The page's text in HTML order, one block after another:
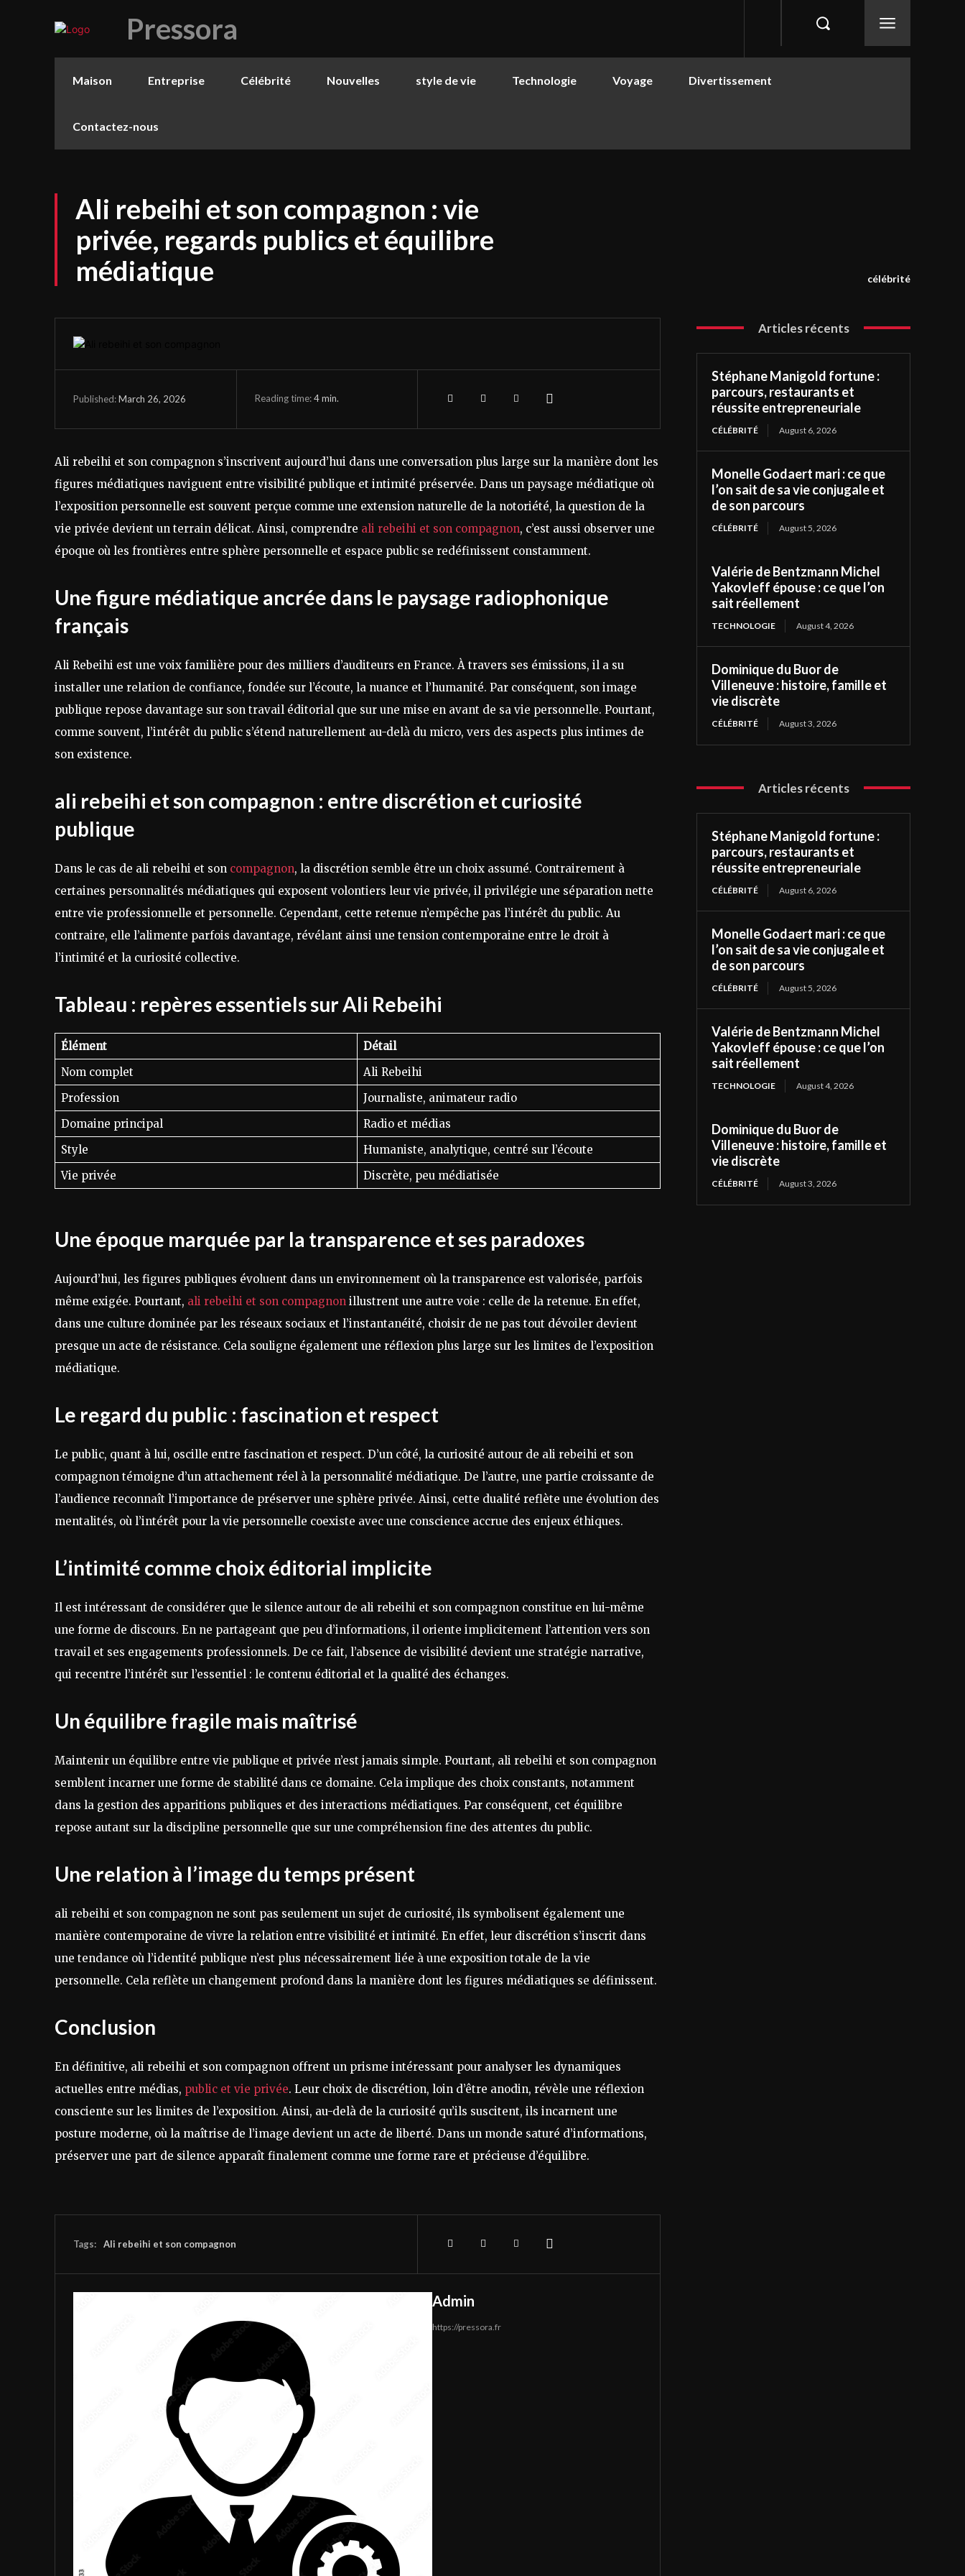
Pressora
Maison Entreprise Célébrité Nouvelles style de vie Technologie Voyage Divertissement
Contactez-nous
Ali rebeihi et son compagnon : vie
privée, regards publics et équilibre
médiatique
célébrité
Published:March 26, 2026 Reading time:4min.
Ali rebeihi et son compagnon s’inscrivent aujourd’hui dans une conversation plus large sur la manière dont les
figures médiatiques naviguent entre visibilité publique et intimité préservée. Dans un paysage médiatique où
l’exposition personnelle est souvent perçue comme une extension naturelle de la notoriété, la question de la
vie privée devient un terrain délicat. Ainsi, comprendre ali rebeihi et son compagnon, c’est aussi observer une
époque où les frontières entre sphère personnelle et espace public se redéfinissent constamment.
Une figure médiatique ancrée dans le paysage radiophonique
français
Ali Rebeihi est une voix familière pour des milliers d’auditeurs en France. À travers ses émissions, il a su
installer une relation de confiance, fondée sur l’écoute, la nuance et l’humanité. Par conséquent, son image
publique repose davantage sur son travail éditorial que sur une mise en avant de sa vie personnelle. Pourtant,
comme souvent, l’intérêt du public s’étend naturellement au-delà du micro, vers des aspects plus intimes de
son existence.
ali rebeihi et son compagnon : entre discrétion et curiosité
publique
Dans le cas de ali rebeihi et son compagnon, la discrétion semble être un choix assumé. Contrairement à
certaines personnalités médiatiques qui exposent volontiers leur vie privée, il privilégie une séparation nette
entre vie professionnelle et personnelle. Cependant, cette retenue n’empêche pas l’intérêt du public. Au
contraire, elle l’alimente parfois davantage, révélant ainsi une tension contemporaine entre le droit à
l’intimité et la curiosité collective.
Tableau : repères essentiels sur Ali Rebeihi
Élément
Détail
Nom complet
Ali Rebeihi
Profession
Journaliste, animateur radio
Domaine principal
Radio et médias
Style
Humaniste, analytique, centré sur l’écoute
Vie privée
Discrète, peu médiatisée
Une époque marquée par la transparence et ses paradoxes
Aujourd’hui, les figures publiques évoluent dans un environnement où la transparence est valorisée, parfois
même exigée. Pourtant, ali rebeihi et son compagnon illustrent une autre voie : celle de la retenue. En effet,
dans une culture dominée par les réseaux sociaux et l’instantanéité, choisir de ne pas tout dévoiler devient
presque un acte de résistance. Cela souligne également une réflexion plus large sur les limites de l’exposition
médiatique.
Le regard du public : fascination et respect
Le public, quant à lui, oscille entre fascination et respect. D’un côté, la curiosité autour de ali rebeihi et son
compagnon témoigne d’un attachement réel à la personnalité médiatique. De l’autre, une partie croissante de
l’audience reconnaît l’importance de préserver une sphère privée. Ainsi, cette dualité reflète une évolution des
mentalités, où l’intérêt pour la vie personnelle coexiste avec une conscience accrue des enjeux éthiques.
L’intimité comme choix éditorial implicite
Il est intéressant de considérer que le silence autour de ali rebeihi et son compagnon constitue en lui-même
une forme de discours. En ne partageant que peu d’informations, il oriente implicitement l’attention vers son
travail et ses engagements professionnels. De ce fait, l’absence de visibilité devient une stratégie narrative,
qui recentre l’intérêt sur l’essentiel : le contenu éditorial et la qualité des échanges.
Un équilibre fragile mais maîtrisé
Maintenir un équilibre entre vie publique et privée n’est jamais simple. Pourtant, ali rebeihi et son compagnon
semblent incarner une forme de stabilité dans ce domaine. Cela implique des choix constants, notamment
dans la gestion des apparitions publiques et des interactions médiatiques. Par conséquent, cet équilibre
repose autant sur la discipline personnelle que sur une compréhension fine des attentes du public.
Une relation à l’image du temps présent
ali rebeihi et son compagnon ne sont pas seulement un sujet de curiosité, ils symbolisent également une
manière contemporaine de vivre la relation entre visibilité et intimité. En effet, leur discrétion s’inscrit dans
une tendance où l’identité publique n’est plus nécessairement liée à une exposition totale de la vie
personnelle. Cela reflète un changement profond dans la manière dont les figures médiatiques se définissent.
Conclusion
En définitive, ali rebeihi et son compagnon offrent un prisme intéressant pour analyser les dynamiques
actuelles entre médias, public et vie privée. Leur choix de discrétion, loin d’être anodin, révèle une réflexion
consciente sur les limites de l’exposition. Ainsi, au-delà de la curiosité qu’ils suscitent, ils incarnent une
posture moderne, où la maîtrise de l’image devient un acte de liberté. Dans un monde saturé d’informations,
préserver une part de silence apparaît finalement comme une forme rare et précieuse d’équilibre.
Tags: Ali rebeihi et son compagnon
Admin
https://pressora.fr
Articles récents
Stéphane Manigold fortune :
parcours, restaurants et
réussite entrepreneuriale
CÉLÉBRITÉ August 6, 2026
Monelle Godaert mari : ce que
l’on sait de sa vie conjugale et
de son parcours
CÉLÉBRITÉ August 5, 2026
Valérie de Bentzmann Michel
Yakovleff épouse : ce que l’on
sait réellement
TECHNOLOGIE August 4, 2026
Dominique du Buor de
Villeneuve : histoire, famille et
vie discrète
CÉLÉBRITÉ August 3, 2026
Articles récents
Stéphane Manigold fortune :
parcours, restaurants et
réussite entrepreneuriale
CÉLÉBRITÉ August 6, 2026
Monelle Godaert mari : ce que
l’on sait de sa vie conjugale et
de son parcours
CÉLÉBRITÉ August 5, 2026
Valérie de Bentzmann Michel
Yakovleff épouse : ce que l’on
sait réellement
TECHNOLOGIE August 4, 2026
Dominique du Buor de
Villeneuve : histoire, famille et
vie discrète
CÉLÉBRITÉ August 3, 2026